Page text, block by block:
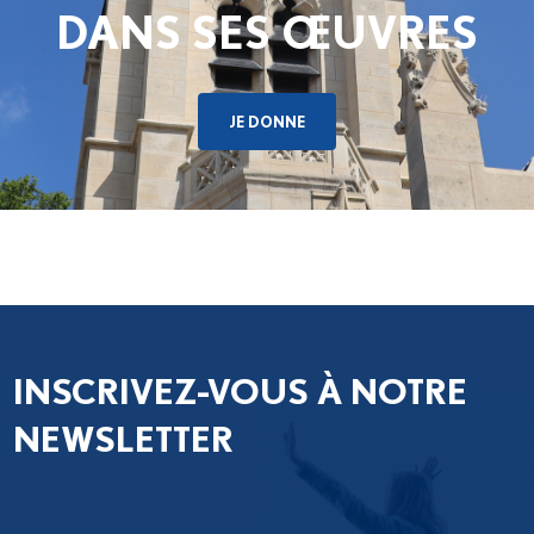
DANS SES ŒUVRES
JE DONNE
INSCRIVEZ-VOUS À NOTRE
NEWSLETTER